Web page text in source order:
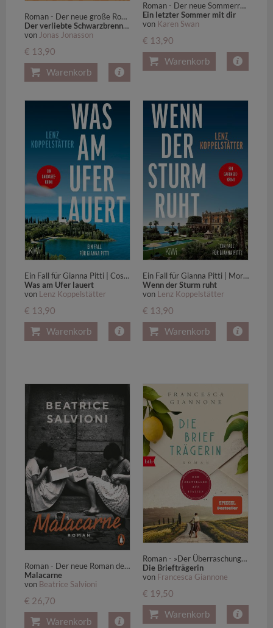
Roman - Der neue große Roman des internationalen Bestsellerautors jetzt im Taschenbuch!
Der verliebte Schwarzbrenner und wie er die Welt sah
von Jonas Jonasson
€ 13,90
Warenkorb
Roman - Der neue Sommerroman der SPIEGEL-Bestsellerautorin: Dolce Vita und große Gefühle im Italien der 50er-Jahre.
Ein letzter Sommer mit dir
von Karen Swan
€ 13,90
Warenkorb
Ein Fall für Gianna Pitti | Cosy Crime in Italien mit historischem Geheimnis
Was am Ufer lauert
von Lenz Koppelstätter
€ 13,90
Warenkorb
Ein Fall für Gianna Pitti | Mord, Kalter Krieg und die Villa Feltrinelli
Wenn der Sturm ruht
von Lenz Koppelstätter
€ 13,90
Warenkorb
Roman - Der neue Roman der Autorin von »Malnata«
Malacarne
von Beatrice Salvioni
€ 26,70
Warenkorb
Roman - »Der Überraschungserfolg des Jahres.« Vanity Fair - SPIEGEL-Bestseller
Die Briefträgerin
von Francesca Giannone
€ 19,50
Warenkorb